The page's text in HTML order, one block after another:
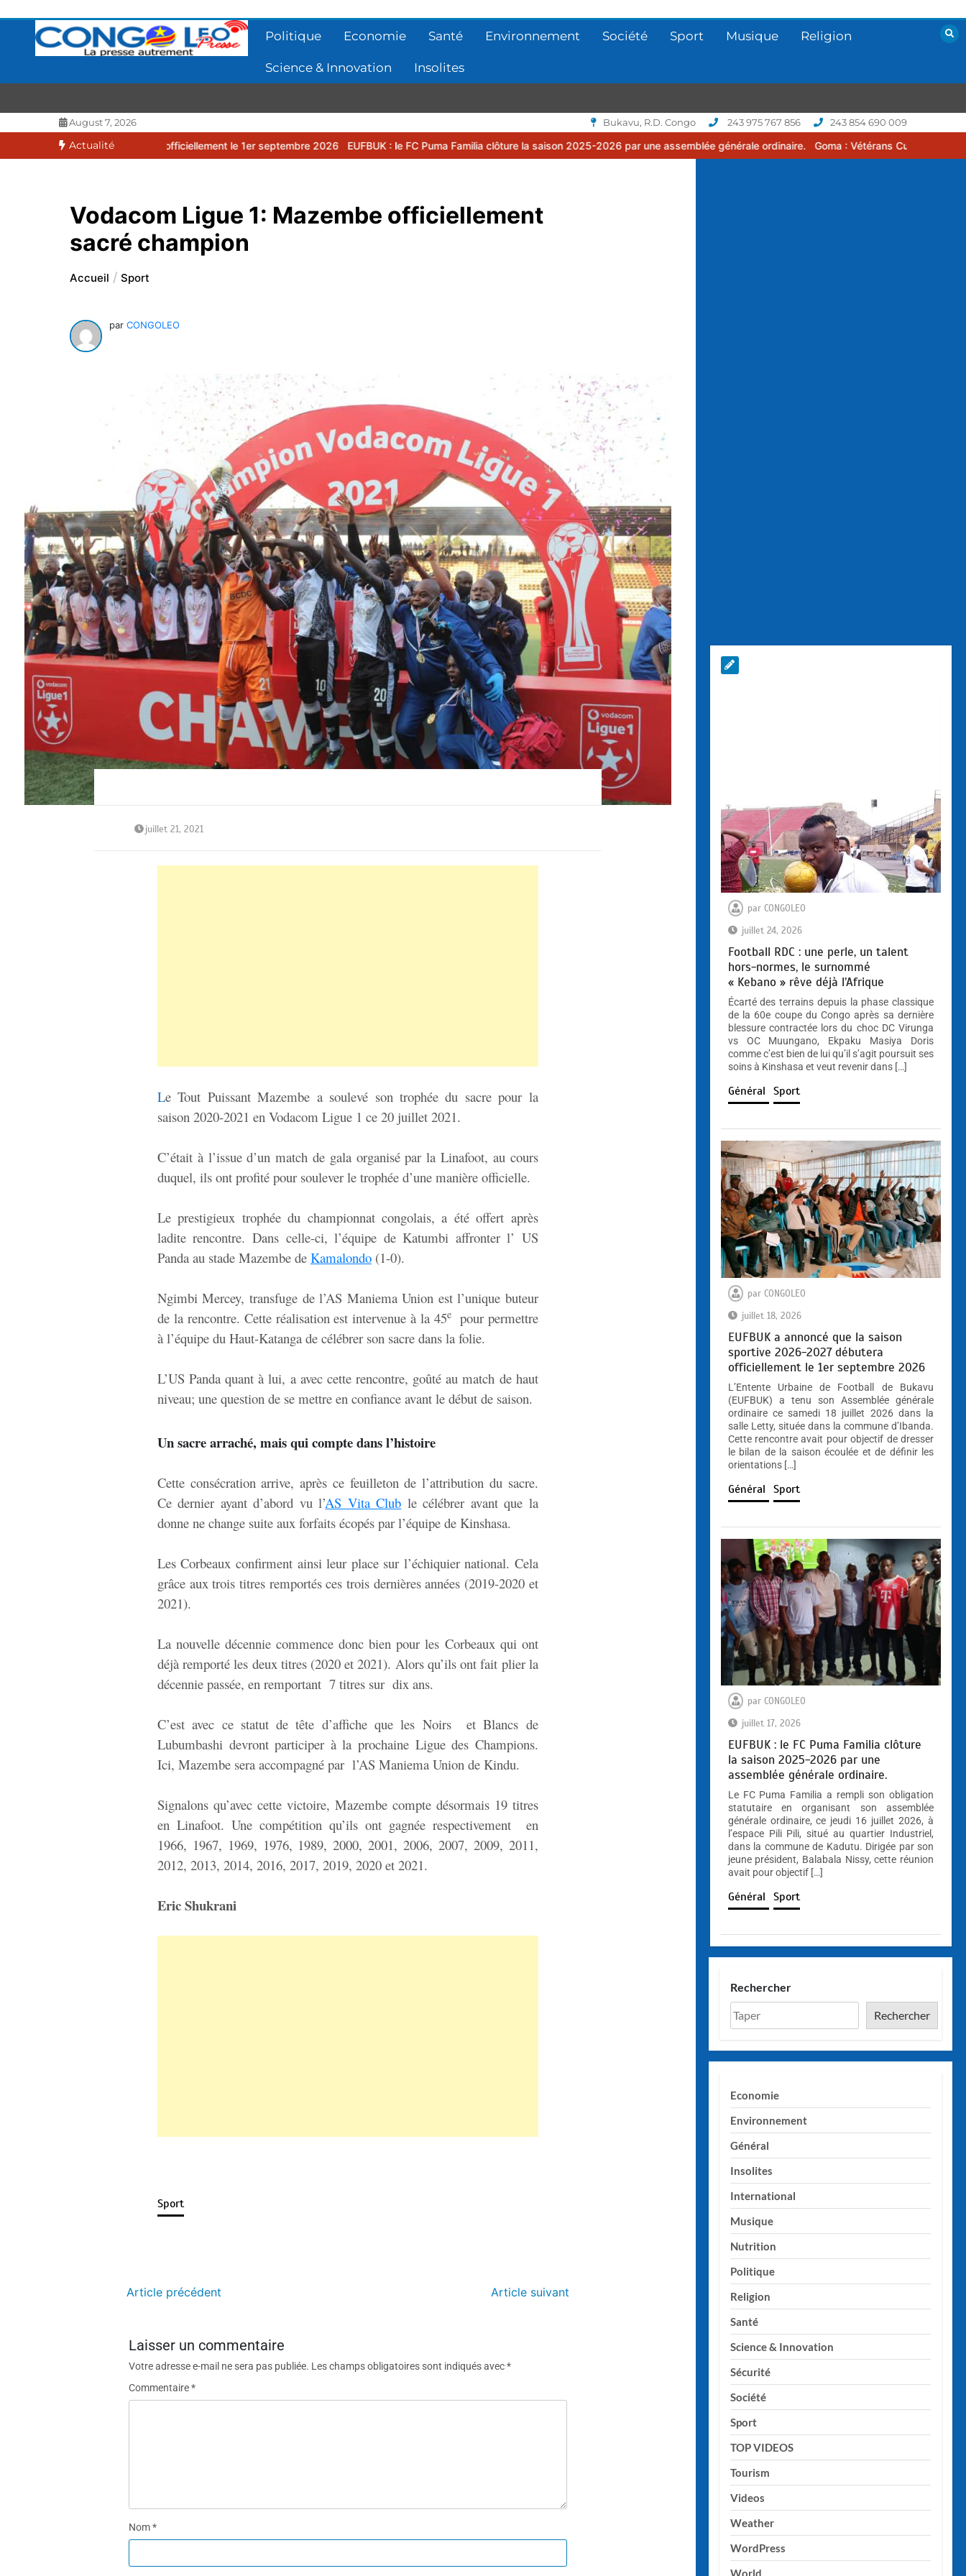
contenu
Politique Economie Santé Environnement Société Sport Musique Religion
Science & Innovation Insolites
CONGOLEO
La presse autrement
August 7, 2026 Bukavu, R.D. Congo 243 975 767 856 243 854 690 009
Actualité
débutera officiellement le 1er septembre 2026 EUFBUK : le FC Puma Familia clôture la saison 2025-2026 par une assemblée générale ordinaire. Goma : Vétérans Cup 2026 -2027, une compétition
Vodacom Ligue 1: Mazembe officiellement
sacré champion
Accueil Sport
par CONGOLEO
juillet 21, 2021
Le Tout Puissant Mazembe a soulevé son trophée du sacre pour la
saison 2020-2021 en Vodacom Ligue 1 ce 20 juillet 2021.
C’était à l’issue d’un match de gala organisé par la Linafoot, au cours
duquel, ils ont profité pour soulever le trophée d’une manière officielle.
Le prestigieux trophée du championnat congolais, a été offert après
ladite rencontre. Dans celle-ci, l’équipe de Katumbi affronter l’ US
Panda au stade Mazembe de Kamalondo(1-0).
Ngimbi Mercey, transfuge de l’AS Maniema Union est l’unique buteur
de la rencontre. Cette réalisation est intervenue à la 45e
pour permettre
à l’équipe du Haut-Katanga de célébrer son sacre dans la folie.
L’US Panda quant à lui, a avec cette rencontre, goûté au match de haut
niveau; une question de se mettre en confiance avant le début de saison.
Un sacre arraché, mais qui compte dans l’histoire
Cette consécration arrive, après ce feuilleton de l’attribution du sacre.
Ce dernier ayant d’abord vu l’AS Vita Club le célébrer avant que la
donne ne change suite aux forfaits écopés par l’équipe de Kinshasa.
Les Corbeaux confirment ainsi leur place sur l’échiquier national. Cela
grâce aux trois titres remportés ces trois dernières années (2019-2020 et
2021).
La nouvelle décennie commence donc bien pour les Corbeaux qui ont
déjà remporté les deux titres (2020 et 2021). Alors qu’ils ont fait plier la
décennie passée, en remportant 7 titres sur dix ans.
C’est avec ce statut de tête d’affiche que les Noirs et Blancs de
Lubumbashi devront participer à la prochaine Ligue des Champions.
Ici, Mazembe sera accompagné par l’AS Maniema Union de Kindu.
Signalons qu’avec cette victoire, Mazembe compte désormais 19 titres
en Linafoot. Une compétition qu’ils ont gagnée respectivement en
1966, 1967, 1969, 1976, 1989, 2000, 2001, 2006, 2007, 2009, 2011,
2012, 2013, 2014, 2016, 2017, 2019, 2020 et 2021.
Eric Shukrani
Sport
Article précédent Article suivant
Laisser un commentaire
Votre adresse e-mail ne sera pas publiée. Les champs obligatoires sont indiqués avec*
Commentaire*
Nom*
par CONGOLEO
juillet 24, 2026
Football RDC : une perle, un talent
hors-normes, le surnommé
« Kebano » rêve déjà l’Afrique
Écarté des terrains depuis la phase classique
de la 60e coupe du Congo après sa dernière
blessure contractée lors du choc DC Virunga
vs OC Muungano, Ekpaku Masiya Doris
comme c’est bien de lui qu’il s’agit poursuit ses
soins à Kinshasa et veut revenir dans […]
Général Sport
par CONGOLEO
juillet 18, 2026
EUFBUK a annoncé que la saison
sportive 2026-2027 débutera
officiellement le 1er septembre 2026
L’Entente Urbaine de Football de Bukavu
(EUFBUK) a tenu son Assemblée générale
ordinaire ce samedi 18 juillet 2026 dans la
salle Letty, située dans la commune d’Ibanda.
Cette rencontre avait pour objectif de dresser
le bilan de la saison écoulée et de définir les
orientations […]
Général Sport
par CONGOLEO
juillet 17, 2026
EUFBUK : le FC Puma Familia clôture
la saison 2025-2026 par une
assemblée générale ordinaire.
Le FC Puma Familia a rempli son obligation
statutaire en organisant son assemblée
générale ordinaire, ce jeudi 16 juillet 2026, à
l’espace Pili Pili, situé au quartier Industriel,
dans la commune de Kadutu. Dirigée par son
jeune président, Balabala Nissy, cette réunion
avait pour objectif […]
Général Sport
Rechercher
Rechercher
Economie
Environnement
Général
Insolites
International
Musique
Nutrition
Politique
Religion
Santé
Science & Innovation
Sécurité
Société
Sport
TOP VIDEOS
Tourism
Videos
Weather
WordPress
World